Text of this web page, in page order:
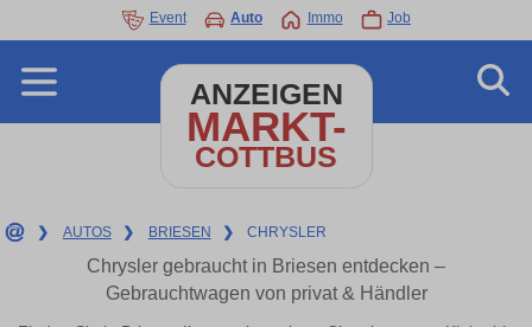
Event Auto Immo Job
ANZEIGEN
MARKT-
COTTBUS
❯ AUTOS ❯ BRIESEN ❯ CHRYSLER
Chrysler gebraucht in Briesen entdecken –
Gebrauchtwagen von privat & Händler